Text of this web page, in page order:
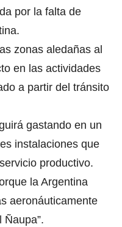
por la falta de
zonas aledañas al
en las actividades
a partir del tránsito
gastando en un
instalaciones que
productivo.
la Argentina
aeronáuticamente
Ñaupa”.